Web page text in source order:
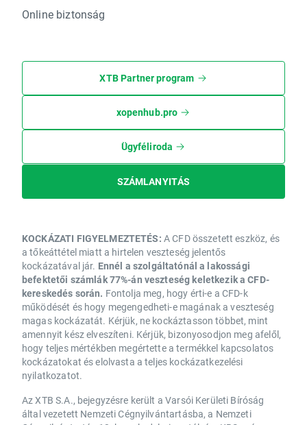
Online biztonság
XTB Partner program
xopenhub.pro
Ügyféliroda
SZÁMLANYITÁS
KOCKÁZATI FIGYELMEZTETÉS: A CFD összetett eszköz, és
a tőkeáttétel miatt a hirtelen veszteség jelentős
kockázatával jár. Ennél a szolgáltatónál a lakossági
befektetői számlák 77%-án veszteség keletkezik a CFD-
kereskedés során. Fontolja meg, hogy érti-e a CFD-k
működését és hogy megengedheti-e magának a veszteség
magas kockázatát. Kérjük, ne kockáztasson többet, mint
amennyit kész elveszíteni. Kérjük, bizonyosodjon meg afelől,
hogy teljes mértékben megértette a termékkel kapcsolatos
kockázatokat és elolvasta a teljes kockázatkezelési
nyilatkozatot.
Az XTB S.A., bejegyzésre került a Varsói Kerületi Bíróság
által vezetett Nemzeti Cégnyilvántartásba, a Nemzeti